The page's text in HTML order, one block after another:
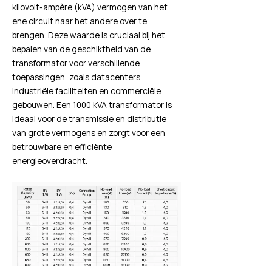
kilovolt-ampère (kVA) vermogen van het
ene circuit naar het andere over te
brengen. Deze waarde is cruciaal bij het
bepalen van de geschiktheid van de
transformator voor verschillende
toepassingen, zoals datacenters,
industriële faciliteiten en commerciële
gebouwen. Een 1000 kVA transformator is
ideaal voor de transmissie en distributie
van grote vermogens en zorgt voor een
betrouwbare en efficiënte
energieoverdracht.